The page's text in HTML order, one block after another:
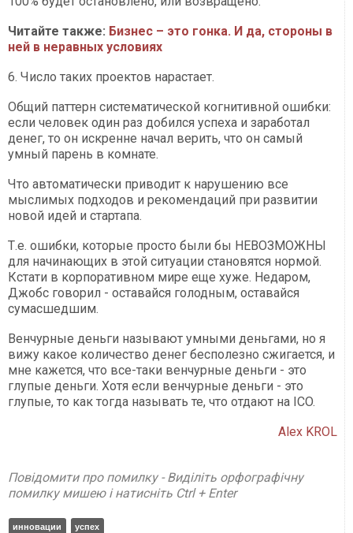
Читайте также: Бизнес – это гонка. И да, стороны в
ней в неравных условиях
6. Число таких проектов нарастает.
Общий паттерн систематической когнитивной ошибки:
если человек один раз добился успеха и заработал
денег, то он искренне начал верить, что он самый
умный парень в комнате.
Что автоматически приводит к нарушению все
мыслимых подходов и рекомендаций при развитии
новой идей и стартапа.
Т.е. ошибки, которые просто были бы НЕВОЗМОЖНЫ
для начинающих в этой ситуации становятся нормой.
Кстати в корпоративном мире еще хуже. Недаром,
Джобс говорил - оставайся голодным, оставайся
сумасшедшим.
Венчурные деньги называют умными деньгами, но я
вижу какое количество денег бесполезно сжигается, и
мне кажется, что все-таки венчурные деньги - это
глупые деньги. Хотя если венчурные деньги - это
глупые, то как тогда называть те, что отдают на ICO.
Alex KROL
Повідомити про помилку - Виділіть орфографічну
помилку мишею і натисніть Ctrl + Enter
инновации успех